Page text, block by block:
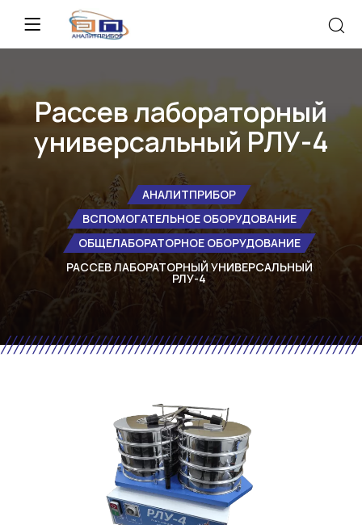
Рассев лабораторный
универсальный РЛУ-4
АНАЛИТПРИБОР
ВСПОМОГАТЕЛЬНОЕ ОБОРУДОВАНИЕ
ОБЩЕЛАБОРАТОРНОЕ ОБОРУДОВАНИЕ
РАССЕВ ЛАБОРАТОРНЫЙ УНИВЕРСАЛЬНЫЙ
РЛУ-4